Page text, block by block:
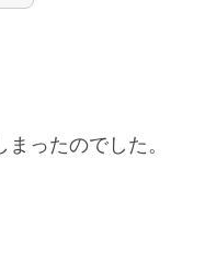
ったのでした。